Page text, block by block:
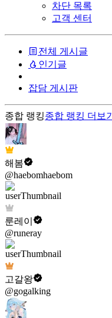
차단 목록
고객 센터
전체 게시글
인기글
잡담 게시판
종합 랭킹종합 랭킹 더보기
해봄
@haebomhaebom
룬레이
@runeray
고갈왕
@gogalking